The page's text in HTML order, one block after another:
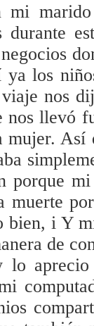
mi
durante
ya los
nos
nos llevó
Así
porque
muerte
bien, i Y
de
lo